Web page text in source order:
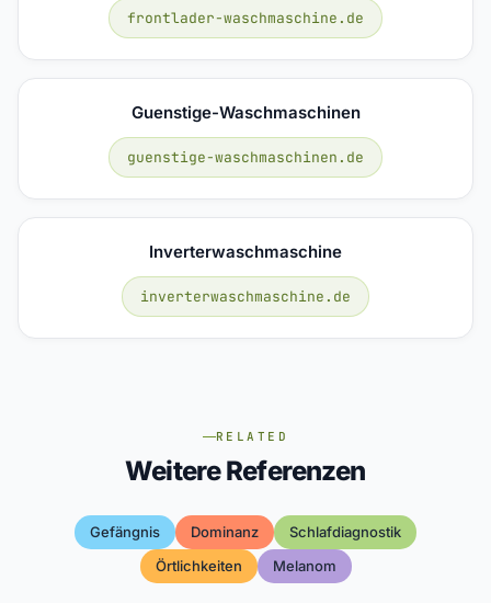
frontlader-waschmaschine.de
Guenstige-Waschmaschinen
guenstige-waschmaschinen.de
Inverterwaschmaschine
inverterwaschmaschine.de
RELATED
Weitere Referenzen
Gefängnis Dominanz
Schlafdiagnostik
Örtlichkeiten
Melanom